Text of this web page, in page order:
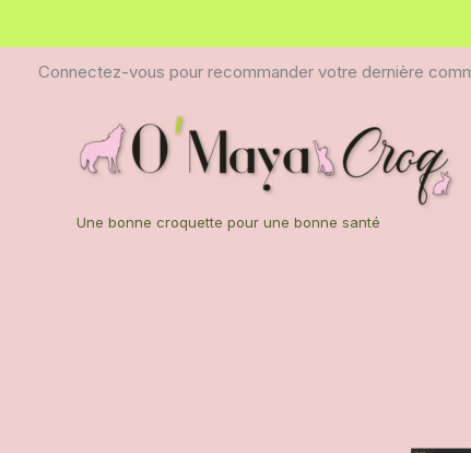
contenuConnectez-vous pour recommander votre dernière
Une bonne croquette pour une bonne santé